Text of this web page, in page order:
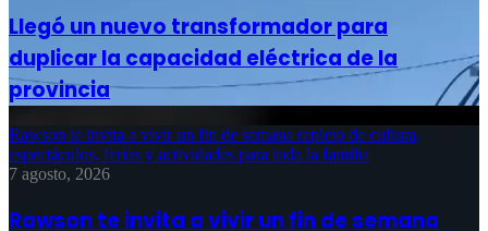
Llegó un nuevo transformador para
duplicar la capacidad eléctrica de la
provincia
Rawson te invita a vivir un fin de semana repleto de cultura,
espectáculos, ferias y actividades para toda la familia
7 agosto, 2026
Rawson te invita a vivir un fin de semana